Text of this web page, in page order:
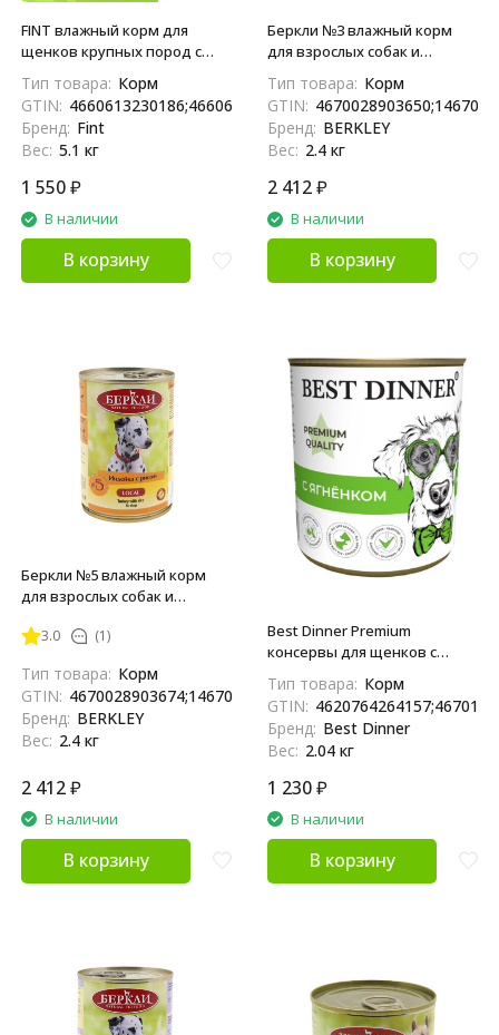
FINT влажный корм для
щенков крупных пород с
консервах - 850 г
Тип товара: Корм
GTIN: 4660613230186;4660613230094
Бренд: Fint
Вес: 5.1 кг
1 550₽
В наличии
В корзину
Беркли №3 влажный корм
для взрослых собак и
400 г x 6 шт
Тип товара: Корм
GTIN:
Бренд: BERKLEY
Вес: 2.4 кг
2 412₽
В наличии
В корзину
Беркли №5 влажный корм
для взрослых собак и
400 г x 6 шт
3.0 (1)
Тип товара: Корм
GTIN: 4670028903674;14670028903671
Бренд: BERKLEY
Вес: 2.4 кг
2 412₽
В наличии
В корзину
Best Dinner Premium
консервы для щенков с
Тип товара: Корм
GTIN:
Бренд: Best Dinner
Вес: 2.04 кг
1 230₽
В наличии
В корзину